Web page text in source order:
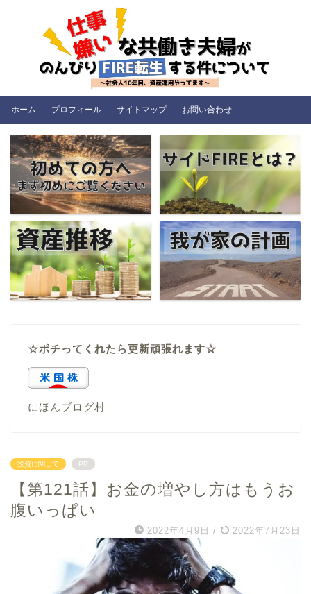
ホーム プロフィール サイトマップ お問い合わせ
☆ポチってくれたら更新頑張れます☆
にほんブログ村
投資に関して PR
【第121話】お金の増やし方はもうお
腹いっぱい
2022年4月9日 / 2022年7月23日